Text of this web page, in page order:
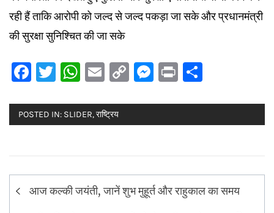
रही हैं ताकि आरोपी को जल्द से जल्द पकड़ा जा सके और प्रधानमंत्री
की सुरक्षा सुनिश्चित की जा सके
Facebook
Twitter
WhatsApp
Email
CopyMessenger
Print
POSTED IN: SLIDER,राष्ट्रिय
Post
आज कल्की जयंती, जानें शुभ मुहूर्त और राहुकाल का समय